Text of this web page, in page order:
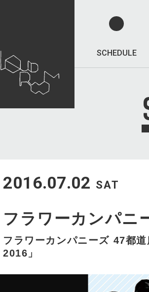
SCHEDULE
2016.07.02 SAT
フラワーカンパニ
フラワーカンパニーズ 47都
2016」